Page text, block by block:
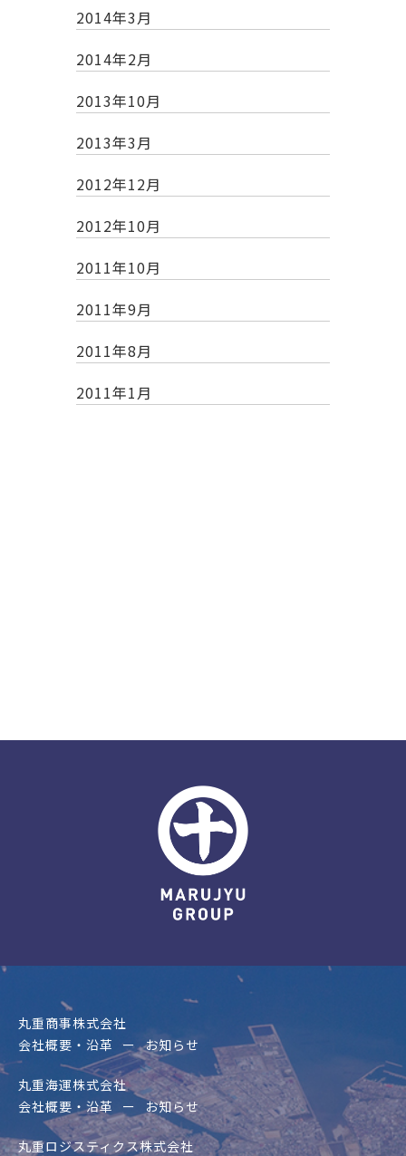
2014年3月
2014年2月
2013年10月
2013年3月
2012年12月
2012年10月
2011年10月
2011年9月
2011年8月
2011年1月
丸重商事株式会社
会社概要・沿革
お知らせ
丸重海運株式会社
会社概要・沿革
お知らせ
丸重ロジスティクス株式会社